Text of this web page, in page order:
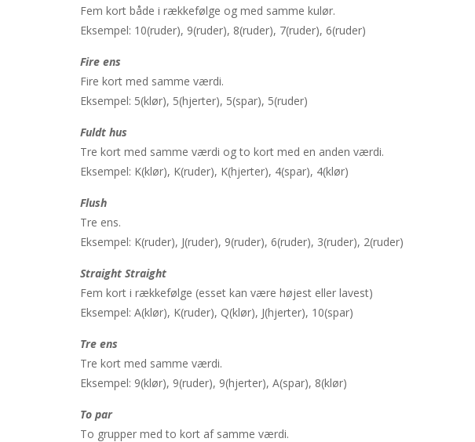
Fem kort både i rækkefølge og med samme kulør.
Eksempel: 10(ruder), 9(ruder), 8(ruder), 7(ruder), 6(ruder)
Fire ens
Fire kort med samme værdi.
Eksempel: 5(klør), 5(hjerter), 5(spar), 5(ruder)
Fuldt hus
Tre kort med samme værdi og to kort med en anden værdi.
Eksempel: K(klør), K(ruder), K(hjerter), 4(spar), 4(klør)
Flush
Tre ens.
Eksempel: K(ruder), J(ruder), 9(ruder), 6(ruder), 3(ruder), 2(ruder)
Straight Straight
Fem kort i rækkefølge (esset kan være højest eller lavest)
Eksempel: A(klør), K(ruder), Q(klør), J(hjerter), 10(spar)
Tre ens
Tre kort med samme værdi.
Eksempel: 9(klør), 9(ruder), 9(hjerter), A(spar), 8(klør)
To par
To grupper med to kort af samme værdi.